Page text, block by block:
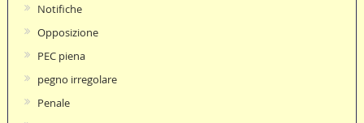
Notifiche
Opposizione
PEC piena
pegno irregolare
Penale